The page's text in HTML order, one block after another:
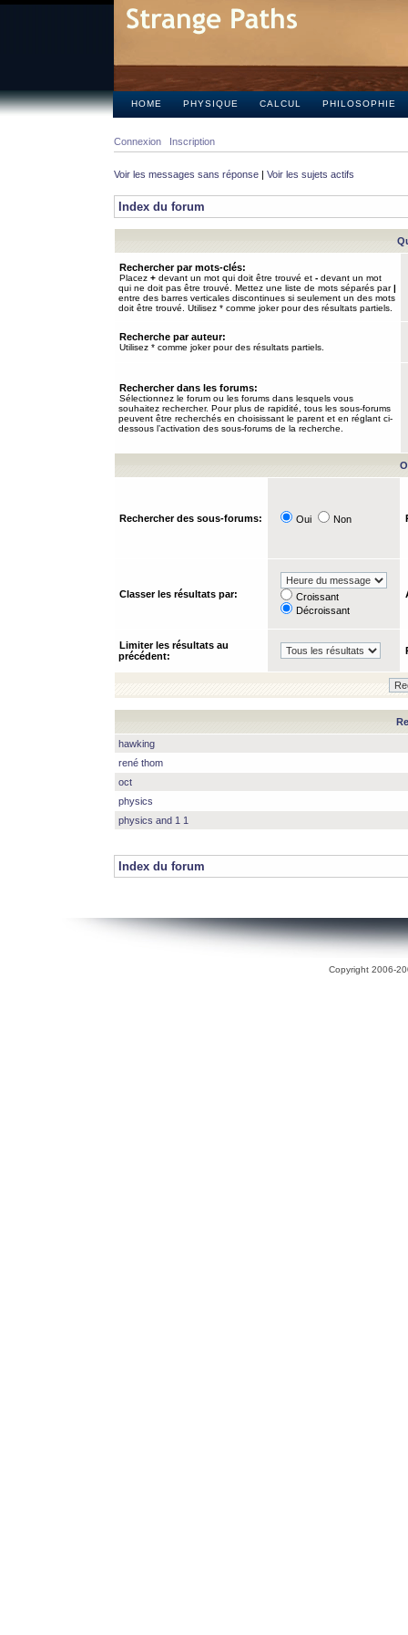
HOME PHYSIQUE CALCUL PHILOSOPHIE
Connexion Inscription
Voir les messages sans réponse | Voir les sujets actifs
Index du forum
Rechercher par mots-clés:
Placez + devant un mot qui doit être trouvé et - devant un mot
qui ne doit pas être trouvé. Mettez une liste de mots séparés par|
entre des barres verticales discontinues si seulement un des mots
doit être trouvé. Utilisez * comme joker pour des résultats partiels.
Recherche par auteur:
Utilisez * comme joker pour des résultats partiels.
Rechercher dans les forums:
Sélectionnez le forum ou les forums dans lesquels vous
souhaitez rechercher. Pour plus de rapidité, tous les sous-forums
peuvent être recherchés en choisissant le parent et en réglant ci-
dessous l’activation des sous-forums de la recherche.
Rechercher des sous-forums: Oui Non
Classer les résultats par:
Croissant
Décroissant
Limiter les résultats au
précédent:
hawking
rené thom
oct
physics
physics and 1 1
Index du forum
Copyright 2006-